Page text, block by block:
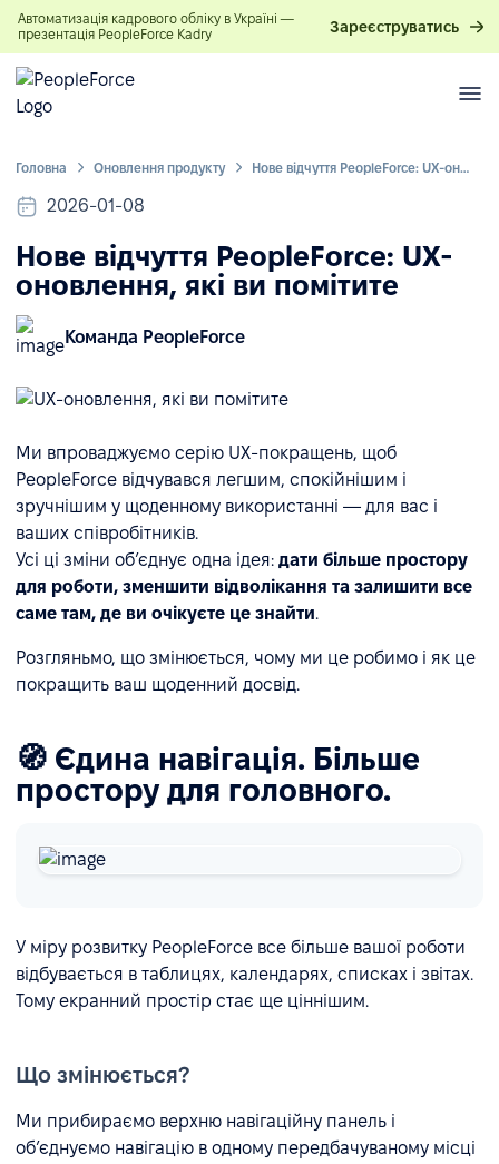
Автоматизація кадрового обліку в Україні —
презентація PeopleForce Kadry
Зареєструватись
Головна Оновлення продукту Нове відчуття PeopleForce: UX-оновлення, які ви помітите
2026-01-08
Нове відчуття PeopleForce: UX-
оновлення, які ви помітите
Команда PeopleForce
Ми впроваджуємо серію UX-покращень, щоб
PeopleForce відчувався легшим, спокійнішим і
зручнішим у щоденному використанні — для вас і
ваших співробітників.
Усі ці зміни об’єднує одна ідея: дати більше простору
для роботи, зменшити відволікання та залишити все
саме там, де ви очікуєте це знайти.
Розгляньмо, що змінюється, чому ми це робимо і як це
покращить ваш щоденний досвід.
🧭 Єдина навігація. Більше
простору для головного.
У міру розвитку PeopleForce все більше вашої роботи
відбувається в таблицях, календарях, списках і звітах.
Тому екранний простір стає ще ціннішим.
Що змінюється?
Ми прибираємо верхню навігаційну панель і
об’єднуємо навігацію в одному передбачуваному місці